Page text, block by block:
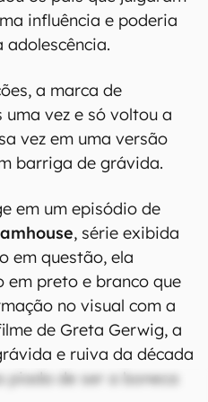
influência e poderia
a marca de
vez e só voltou a
vez em uma versão
barriga de grávida.
em um episódio de
, série exibida
em questão, ela
em preto e branco que
no visual com a
de Greta Gerwig, a
e ruiva da década
piada de ser a boneca